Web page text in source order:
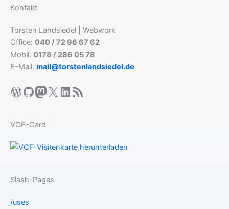
Kontakt
Torsten Landsiedel | Webwork
Office: 040 / 72 96 67 62
Mobil: 0178 / 286 05 78
E-Mail: mail@torstenlandsiedel.de
WordPress
GitHub
Mastodon
X LinkedIn
RSS-Feed
VCF-Card
Slash-Pages
/uses